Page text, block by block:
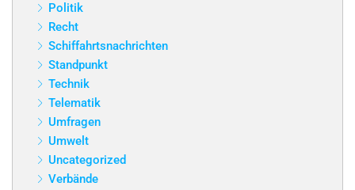
Politik
Recht
Schiffahrtsnachrichten
Standpunkt
Technik
Telematik
Umfragen
Umwelt
Uncategorized
Verbände